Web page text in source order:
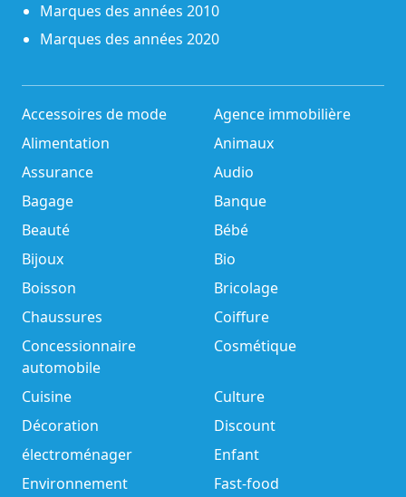
Marques des années 2010
Marques des années 2020
Accessoires de mode
Agence immobilière
Alimentation
Animaux
Assurance
Audio
Bagage
Banque
Beauté
Bébé
Bijoux
Bio
Boisson
Bricolage
Chaussures
Coiffure
Concessionnaire
automobile
Cosmétique
Cuisine
Culture
Décoration
Discount
électroménager
Enfant
Environnement
Fast-food